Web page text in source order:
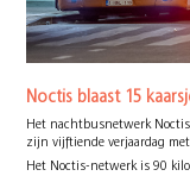
Noctis blaast 15
Het nachtbusnetwerk
zijn vijftiende verjaardag
Het Noctis-netwerk is 90